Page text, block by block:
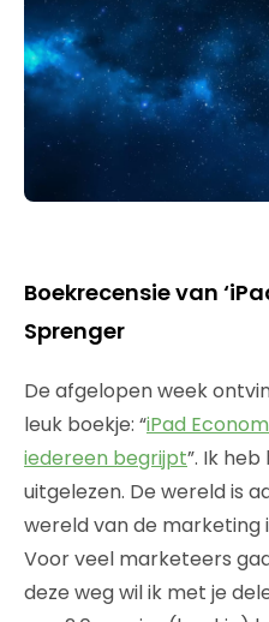
Boekrecensie van
Sprenger
De afgelopen week
leuk boekje: “iPad
iedereen begrijpt”. Ik
uitgelezen. De wereld is
wereld van de marketing
Voor veel marketeers
deze weg wil ik met je